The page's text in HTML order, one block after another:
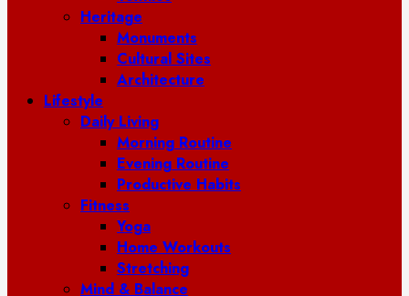
Heritage
Monuments
Cultural Sites
Architecture
Lifestyle
Daily Living
Morning Routine
Evening Routine
Productive Habits
Fitness
Yoga
Home Workouts
Stretching
Mind & Balance